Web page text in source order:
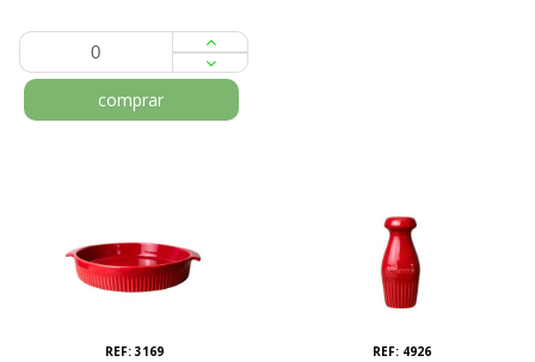
comprar
REF: 3169 REF: 4926